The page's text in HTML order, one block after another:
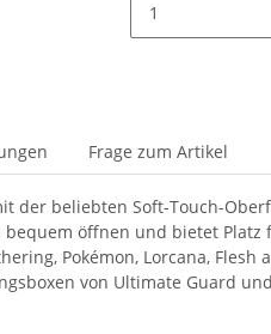
Frage zum Artikel
der beliebten Soft-Touch-
öffnen und bietet
Pokémon, Lorcana, Flesh
von Ultimate Guard